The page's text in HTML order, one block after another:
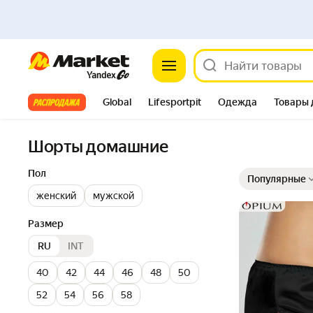
Market
Все хиты Global Lifesportpit Одежда Товары
Шорты домашние
Пол
женский
мужской
Размер
RU
INT
40 42 44 46 48
50
52
54 56
58
Популярные